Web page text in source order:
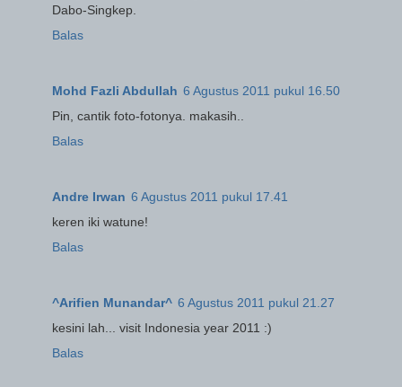
Dabo-Singkep.
Balas
Mohd Fazli Abdullah 6 Agustus 2011 pukul 16.50
Pin, cantik foto-fotonya. makasih..
Balas
Andre Irwan 6 Agustus 2011 pukul 17.41
keren iki watune!
Balas
^Arifien Munandar^ 6 Agustus 2011 pukul 21.27
kesini lah... visit Indonesia year 2011 :)
Balas